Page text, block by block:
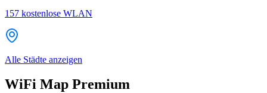
157 kostenlose WLAN
Alle Städte anzeigen
WiFi Map Premium